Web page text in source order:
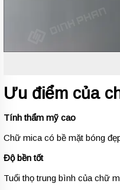
Ưu điểm của
Tínhthẩmmỹcao
Chữmicacó bềmặt bóng
Độ bềntốt
Tuổithọtrung bìnhcủachữ